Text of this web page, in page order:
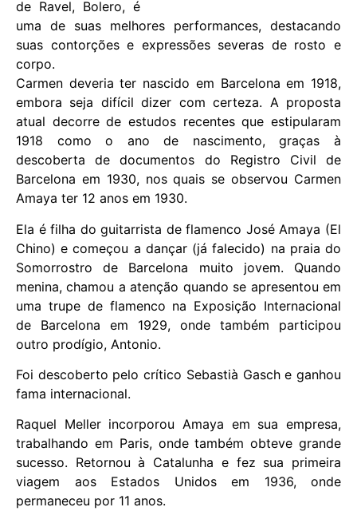
de Ravel, Bolero, é
uma de suas melhores performances, destacando
suas contorções e expressões severas de rosto e
corpo.
Carmen deveria ter nascido em Barcelona em 1918,
embora seja difícil dizer com certeza. A proposta
atual decorre de estudos recentes que estipularam
1918 como o ano de nascimento, graças à
descoberta de documentos do Registro Civil de
Barcelona em 1930, nos quais se observou Carmen
Amaya ter 12 anos em 1930.
Ela é filha do guitarrista de flamenco José Amaya (El
Chino) e começou a dançar (já falecido) na praia do
Somorrostro de Barcelona muito jovem. Quando
menina, chamou a atenção quando se apresentou em
uma trupe de flamenco na Exposição Internacional
de Barcelona em 1929, onde também participou
outro prodígio, Antonio.
Foi descoberto pelo crítico Sebastià Gasch e ganhou
fama internacional.
Raquel Meller incorporou Amaya em sua empresa,
trabalhando em Paris, onde também obteve grande
sucesso. Retornou à Catalunha e fez sua primeira
viagem aos Estados Unidos em 1936, onde
permaneceu por 11 anos.